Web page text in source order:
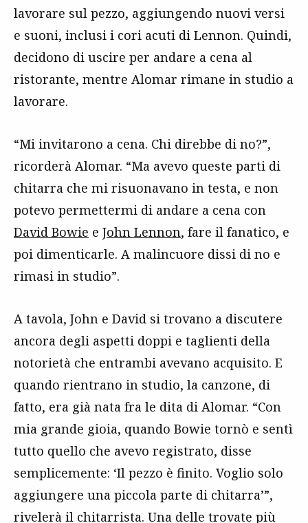
lavorare sul pezzo, aggiungendo nuovi versi
e suoni, inclusi i cori acuti di Lennon. Quindi,
decidono di uscire per andare a cena al
ristorante, mentre Alomar rimane in studio a
lavorare.
“Mi invitarono a cena. Chi direbbe di no?”,
ricorderà Alomar. “Ma avevo queste parti di
chitarra che mi risuonavano in testa, e non
potevo permettermi di andare a cena con
David Bowie e John Lennon, fare il fanatico, e
poi dimenticarle. A malincuore dissi di no e
rimasi in studio”.
A tavola, John e David si trovano a discutere
ancora degli aspetti doppi e taglienti della
notorietà che entrambi avevano acquisito. E
quando rientrano in studio, la canzone, di
fatto, era già nata fra le dita di Alomar. “Con
mia grande gioia, quando Bowie tornò e sentì
tutto quello che avevo registrato, disse
semplicemente: ‘Il pezzo è finito. Voglio solo
aggiungere una piccola parte di chitarra’”,
rivelerà il chitarrista. Una delle trovate più